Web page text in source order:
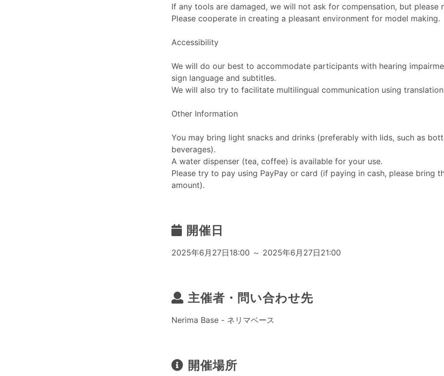
If any tools are damaged, we will not ask for compensation, but please
Please cooperate in creating a pleasant environment for model making.
Accessibility
We will do our best to accommodate participants with hearing
sign language and subtitles.
We will also try to facilitate multilingual communication using
Other Information
You may bring light snacks and drinks (preferably with lids, such as
beverages).
A water dispenser (tea, coffee) is available for your use.
Please try to pay using PayPay or card (if paying in cash, please bring
amount).
開催日
2025年6月27日18:00 ～ 2025年6月27日21:00
主催者・問い合わせ先
Nerima Base - ネリマベース
開催場所